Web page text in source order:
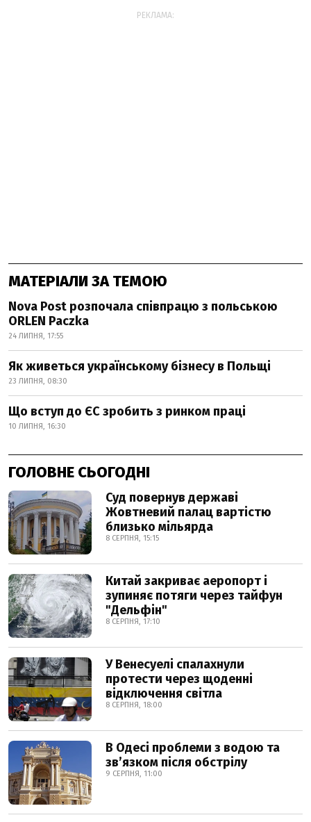
РЕКЛАМА:
МАТЕРІАЛИ ЗА ТЕМОЮ
Nova Post розпочала співпрацю з польською
ORLEN Paczka
24 ЛИПНЯ, 17:55
Як живеться українському бізнесу в Польщі
23 ЛИПНЯ, 08:30
Що вступ до ЄС зробить з ринком праці
10 ЛИПНЯ, 16:30
ГОЛОВНЕ СЬОГОДНІ
Суд повернув державі
Жовтневий палац вартістю
близько мільярда
8 СЕРПНЯ, 15:15
Китай закриває аеропорт і
зупиняє потяги через тайфун
"Дельфін"
8 СЕРПНЯ, 17:10
У Венесуелі спалахнули
протести через щоденні
відключення світла
8 СЕРПНЯ, 18:00
В Одесі проблеми з водою та
звʼязком після обстрілу
9 СЕРПНЯ, 11:00